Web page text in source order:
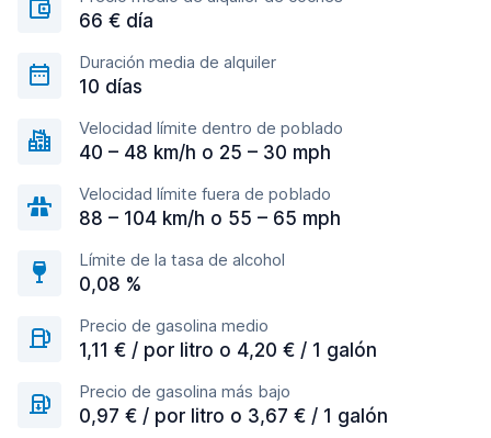
66 € día
Duración media de alquiler
10 días
Velocidad límite dentro de poblado
40 – 48 km/h o 25 – 30 mph
Velocidad límite fuera de poblado
88 – 104 km/h o 55 – 65 mph
Límite de la tasa de alcohol
0,08 %
Precio de gasolina medio
1,11 € / por litro o 4,20 € / 1 galón
Precio de gasolina más bajo
0,97 € / por litro o 3,67 € / 1 galón